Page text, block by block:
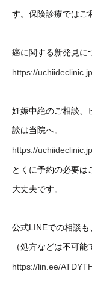
す。保険診療ではご
癌に関する新発見に
https://
妊娠中絶のご相談、
談は当院へ。
https://
とくに予約の必要は
大丈夫です。
公式LINEでの相談
（処方などは不可能
https://lin.ee/